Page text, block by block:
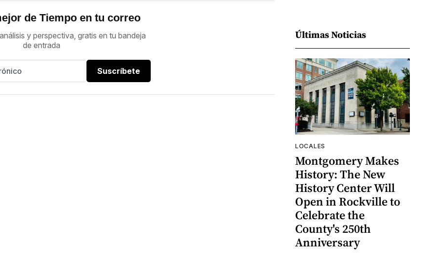
de Tiempo en tu correo
y perspectiva, gratis en tu bandeja
de entrada
Suscríbete
Últimas Noticias
LOCALES
Montgomery Makes
History: The New
History Center Will
Open in Rockville to
Celebrate the
County's 250th
Anniversary